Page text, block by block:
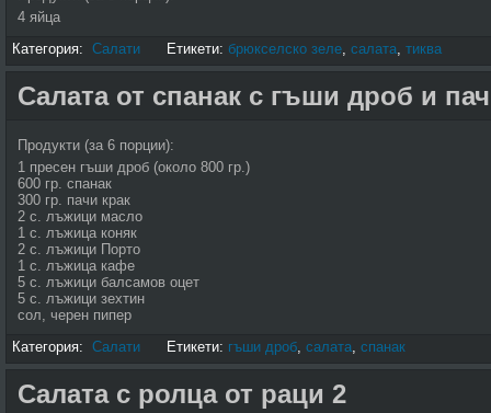
4 яйца
Категория: Салати Етикети: брюкселско зеле, салата, тиква
Салата от спанак с гъши дроб и
Продукти (за 6 порции):
1 пресен гъши дроб (около 800 гр.)
600 гр. спанак
300 гр. пачи крак
2 с. лъжици масло
1 с. лъжица коняк
2 с. лъжици Порто
1 с. лъжица кафе
5 с. лъжици балсамов оцет
5 с. лъжици зехтин
сол, черен пипер
Категория: Салати Етикети: гъши дроб, салата, спанак
Салата с ролца от раци 2